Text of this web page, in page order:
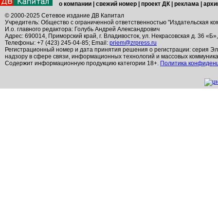
о компании свежий номер проект ДК реклама
© 2000-2025 Сетевое издание ДВ Капитал
Учредитель: Общество с ограниченной ответственностью "Издательская
И.о. главного редактора: Голубь Андрей Александрович
Адрес: 690014, Приморский край, г. Владивосток, ул. Некрасовская д. 36
Телефоны: +7 (423) 245-04-85; Email: priem@zrpress.ru
Регистрационный номер и дата принятия решения о регистрации: серия
надзору в сфере связи, информационных технологий и массовых
Содержит информационную продукцию категории 18+. Политика